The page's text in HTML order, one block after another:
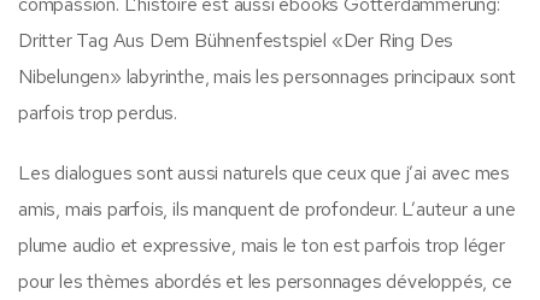
Dritter Tag Aus Dem Bühnenfestspiel «Der Ring Des
Nibelungen» labyrinthe, mais les personnages principaux sont
parfois trop perdus.
Les dialogues sont aussi naturels que ceux que j’ai avec mes
amis, mais parfois, ils manquent de profondeur. L’auteur a une
plume audio et expressive, mais le ton est parfois trop léger
pour les thèmes abordés et les personnages développés, ce